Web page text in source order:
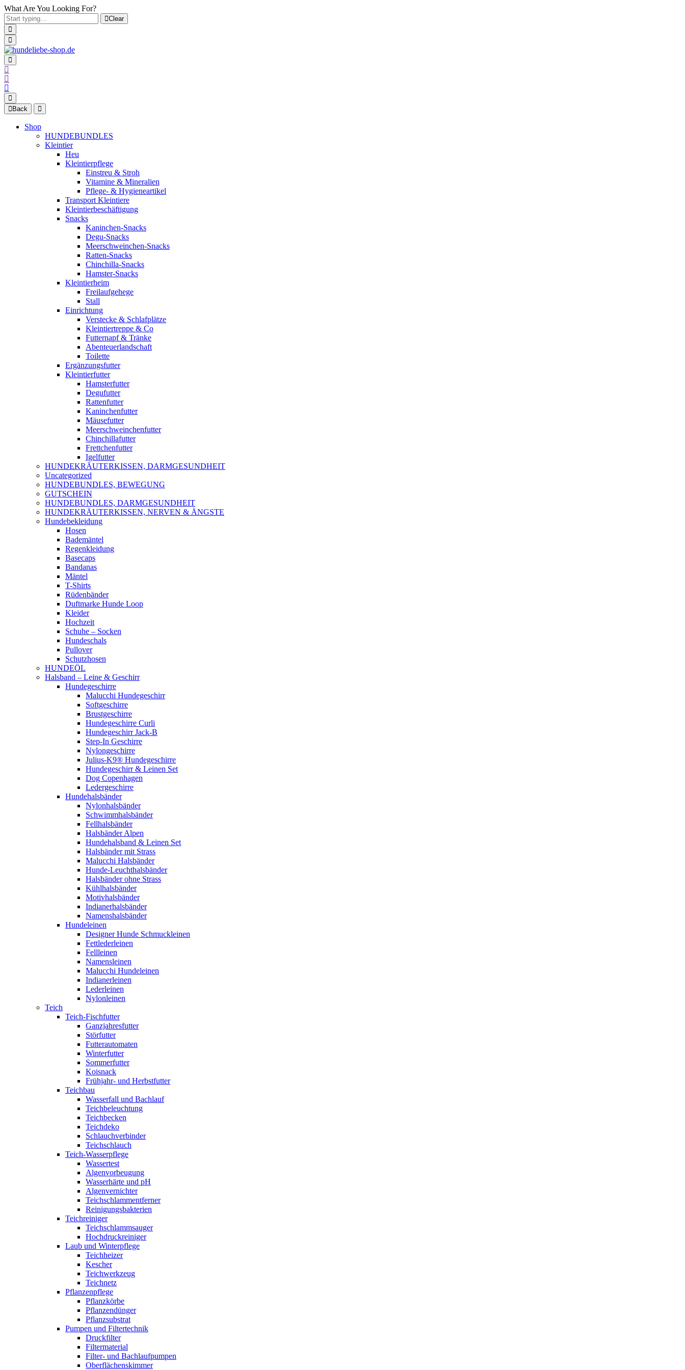
What Are You Looking For?
Clear
Back
Shop
HUNDEBUNDLES
Kleintier
Heu
Kleintierpflege
Einstreu & Stroh
Vitamine & Mineralien
Pflege- & Hygieneartikel
Transport Kleintiere
Kleintierbeschäftigung
Snacks
Kaninchen-Snacks
Degu-Snacks
Meerschweinchen-Snacks
Ratten-Snacks
Chinchilla-Snacks
Hamster-Snacks
Kleintierheim
Freilaufgehege
Stall
Einrichtung
Verstecke & Schlafplätze
Kleintiertreppe & Co
Futternapf & Tränke
Abenteuerlandschaft
Toilette
Ergänzungsfutter
Kleintierfutter
Hamsterfutter
Degufutter
Rattenfutter
Kaninchenfutter
Mäusefutter
Meerschweinchenfutter
Chinchillafutter
Frettchenfutter
Igelfutter
HUNDEKRÄUTERKISSEN, DARMGESUNDHEIT
Uncategorized
HUNDEBUNDLES, BEWEGUNG
GUTSCHEIN
HUNDEBUNDLES, DARMGESUNDHEIT
HUNDEKRÄUTERKISSEN, NERVEN & ÄNGSTE
Hundebekleidung
Hosen
Bademäntel
Regenkleidung
Basecaps
Bandanas
Mäntel
T-Shirts
Rüdenbänder
Duftmarke Hunde Loop
Kleider
Hochzeit
Schuhe – Socken
Hundeschals
Pullover
Schutzhosen
HUNDEÖL
Halsband – Leine & Geschirr
Hundegeschirre
Malucchi Hundegeschirr
Softgeschirre
Brustgeschirre
Hundegeschirre Curli
Hundegeschirr Jack-B
Step-In Geschirre
Nylongeschirre
Julius-K9® Hundegeschirre
Hundegeschirr & Leinen Set
Dog Copenhagen
Ledergeschirre
Hundehalsbänder
Nylonhalsbänder
Schwimmhalsbänder
Fellhalsbänder
Halsbänder Alpen
Hundehalsband & Leinen Set
Halsbänder mit Strass
Malucchi Halsbänder
Hunde-Leuchthalsbänder
Halsbänder ohne Strass
Kühlhalsbänder
Motivhalsbänder
Indianerhalsbänder
Namenshalsbänder
Hundeleinen
Designer Hunde Schmuckleinen
Fettlederleinen
Fellleinen
Namensleinen
Malucchi Hundeleinen
Indianerleinen
Lederleinen
Nylonleinen
Teich
Teich-Fischfutter
Ganzjahresfutter
Störfutter
Futterautomaten
Winterfutter
Sommerfutter
Koisnack
Frühjahr- und Herbstfutter
Teichbau
Wasserfall und Bachlauf
Teichbeleuchtung
Teichbecken
Teichdeko
Schlauchverbinder
Teichschlauch
Teich-Wasserpflege
Wassertest
Algenvorbeugung
Wasserhärte und pH
Algenvernichter
Teichschlammentferner
Reinigungsbakterien
Teichreiniger
Teichschlammsauger
Hochdruckreiniger
Laub und Winterpflege
Teichheizer
Kescher
Teichwerkzeug
Teichnetz
Pflanzenpflege
Pflanzkörbe
Pflanzendünger
Pflanzsubstrat
Pumpen und Filtertechnik
Druckfilter
Filtermaterial
Filter- und Bachlaufpumpen
Oberflächenskimmer